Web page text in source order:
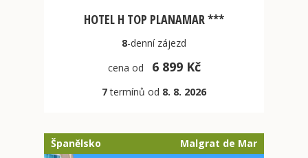
HOTEL H TOP PLANAMAR ***
8-dennízájezd
cena od
6 899 Kč
7termínů od 8. 8. 2026
Španělsko Malgrat de Mar